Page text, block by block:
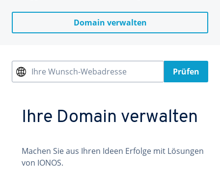
Domain verwalten
Ihre Wunsch-Webadresse Prüfen
Ihre Domain verwalten
Machen Sie aus Ihren Ideen Erfolge mit Lösungen
von IONOS.